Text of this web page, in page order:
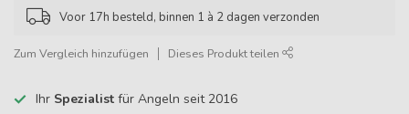
Voor 17h besteld, binnen 1 à 2 dagen verzonden
Zum Vergleich hinzufügen Dieses Produkt teilen
Ihr Spezialist für Angeln seit 2016